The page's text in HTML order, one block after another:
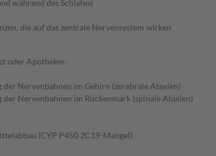
während des Schlafes)
die auf das zentrale Nervensystem wirken
oder Apotheker:
Nervenbahnen im Gehirn (zerebrale Ataxien)
Nervenbahnen im Rückenmark (spinale Ataxien)
(CYP P450 2C19-Mangel)